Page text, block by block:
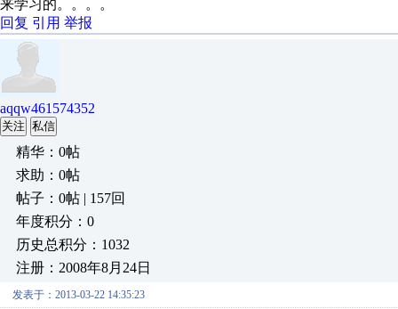
来学习的。。。。
回复 引用 举报
aqqw461574352
关注 私信
精华：0帖
求助：0帖
帖子：0帖 | 157回
年度积分：0
历史总积分：1032
注册：2008年8月24日
发表于：2013-03-22 14:35:23